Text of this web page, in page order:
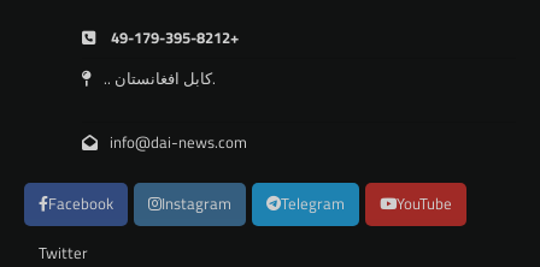
49-179-395-8212+
.. کابل افغانستان.
info@dai-news.com
Facebook Instagram Telegram YouTube
Twitter